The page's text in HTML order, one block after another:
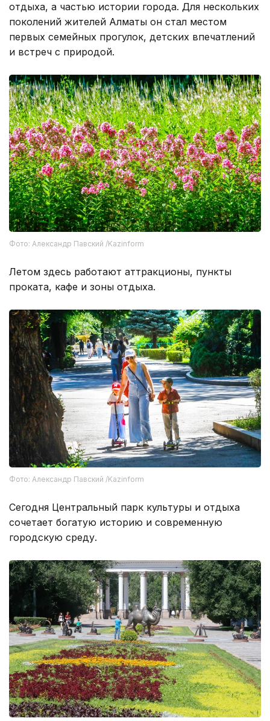
отдыха, а частью истории города. Для нескольких
поколений жителей Алматы он стал местом
первых семейных прогулок, детских впечатлений
и встреч с природой.
Фото: Александр Павский /Kazinform
Летом здесь работают аттракционы, пункты
проката, кафе и зоны отдыха.
Фото: Александр Павский /Kazinform
Сегодня Центральный парк культуры и отдыха
сочетает богатую историю и современную
городскую среду.